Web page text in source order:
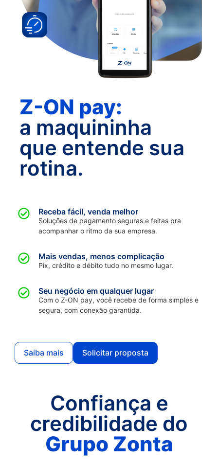
Z-ON pay:
a maquininha
que entende sua
rotina.
Receba fácil, venda melhor
Soluções de pagamento seguras e feitas pra
acompanhar o ritmo da sua empresa.
Mais vendas, menos complicação
Pix, crédito e débito tudo no mesmo lugar.
Seu negócio em qualquer lugar
Com o Z-ON pay, você recebe de forma simples e
segura, com conexão garantida.
Saiba mais Solicitar proposta
Confiança e
credibilidade do
Grupo Zonta